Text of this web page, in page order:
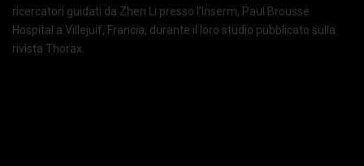
ricercatori guidati da Zhen Li presso l’Inserm, Paul Brousse
Hospital a Villejuif, Francia, durante il loro studio pubblicato sulla
rivista Thorax.